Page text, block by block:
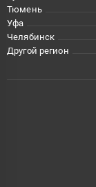
Тюмень
Уфа
Челябинск
Другой регион